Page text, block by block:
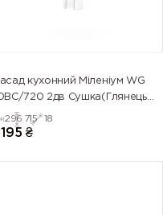
кухонний Міленіум WG
720 2дв Сушка(Глянець
(Серія М))
296 715 18
₴